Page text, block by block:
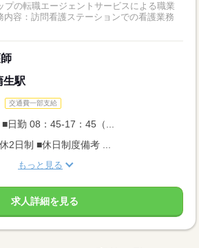
の転職エージェントサービスによる職業
容：訪問看護ステーションでの看護業務
生駅
交通費一部支給
日勤 08：45-17：45（...
2日制 ■休日制度備考 ...
もっと見る
求人詳細を見る